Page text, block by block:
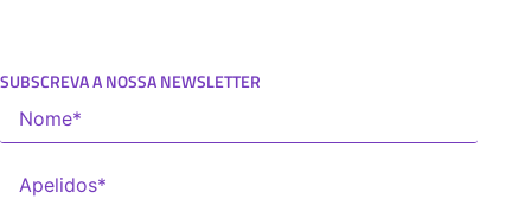
SUBSCREVA A NOSSA NEWSLETTER